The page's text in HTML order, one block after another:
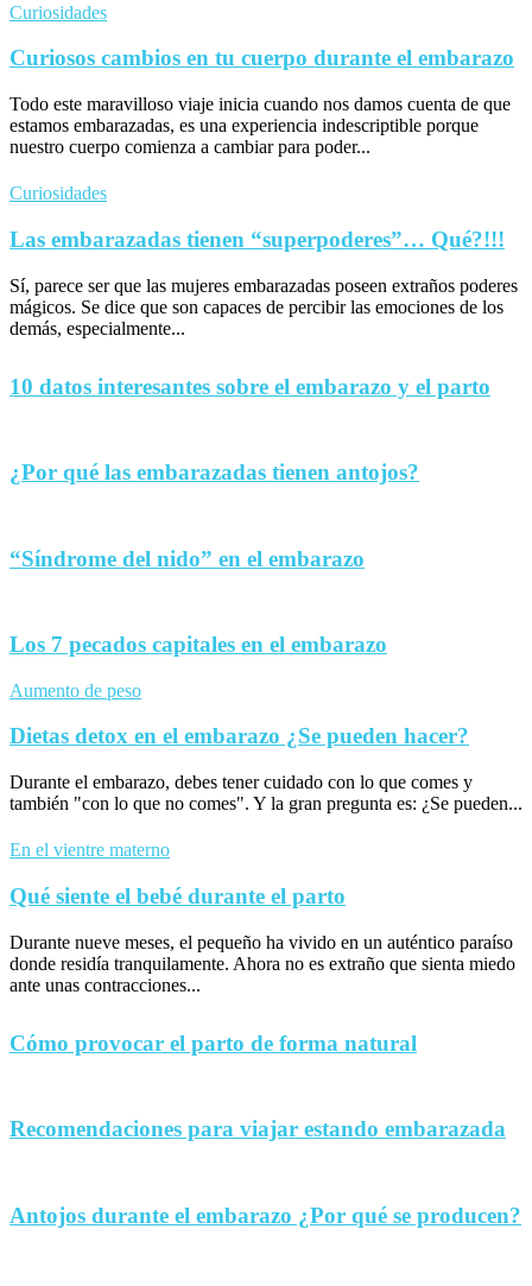
Curiosidades
Curiosos cambios en tu cuerpo durante el embarazo
Todo este maravilloso viaje inicia cuando nos damos cuenta de que
estamos embarazadas, es una experiencia indescriptible porque
nuestro cuerpo comienza a cambiar para poder...
Curiosidades
Las embarazadas tienen “superpoderes”… Qué?!!!
Sí, parece ser que las mujeres embarazadas poseen extraños poderes
mágicos. Se dice que son capaces de percibir las emociones de los
demás, especialmente...
10 datos interesantes sobre el embarazo y el parto
¿Por qué las embarazadas tienen antojos?
“Síndrome del nido” en el embarazo
Los 7 pecados capitales en el embarazo
Aumento de peso
Dietas detox en el embarazo ¿Se pueden hacer?
Durante el embarazo, debes tener cuidado con lo que comes y
también "con lo que no comes". Y la gran pregunta es: ¿Se pueden...
En el vientre materno
Qué siente el bebé durante el parto
Durante nueve meses, el pequeño ha vivido en un auténtico paraíso
donde residía tranquilamente. Ahora no es extraño que sienta miedo
ante unas contracciones...
Cómo provocar el parto de forma natural
Recomendaciones para viajar estando embarazada
Antojos durante el embarazo ¿Por qué se producen?